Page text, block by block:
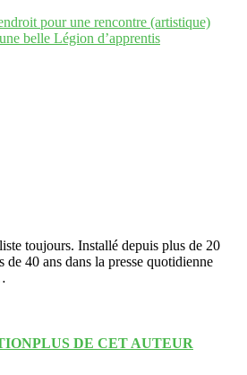
pour une rencontre (artistique)
belle Légion d’apprentis
toujours. Installé depuis plus de 20
de 40 ans dans la presse quotidienne
PLUS DE CET AUTEUR